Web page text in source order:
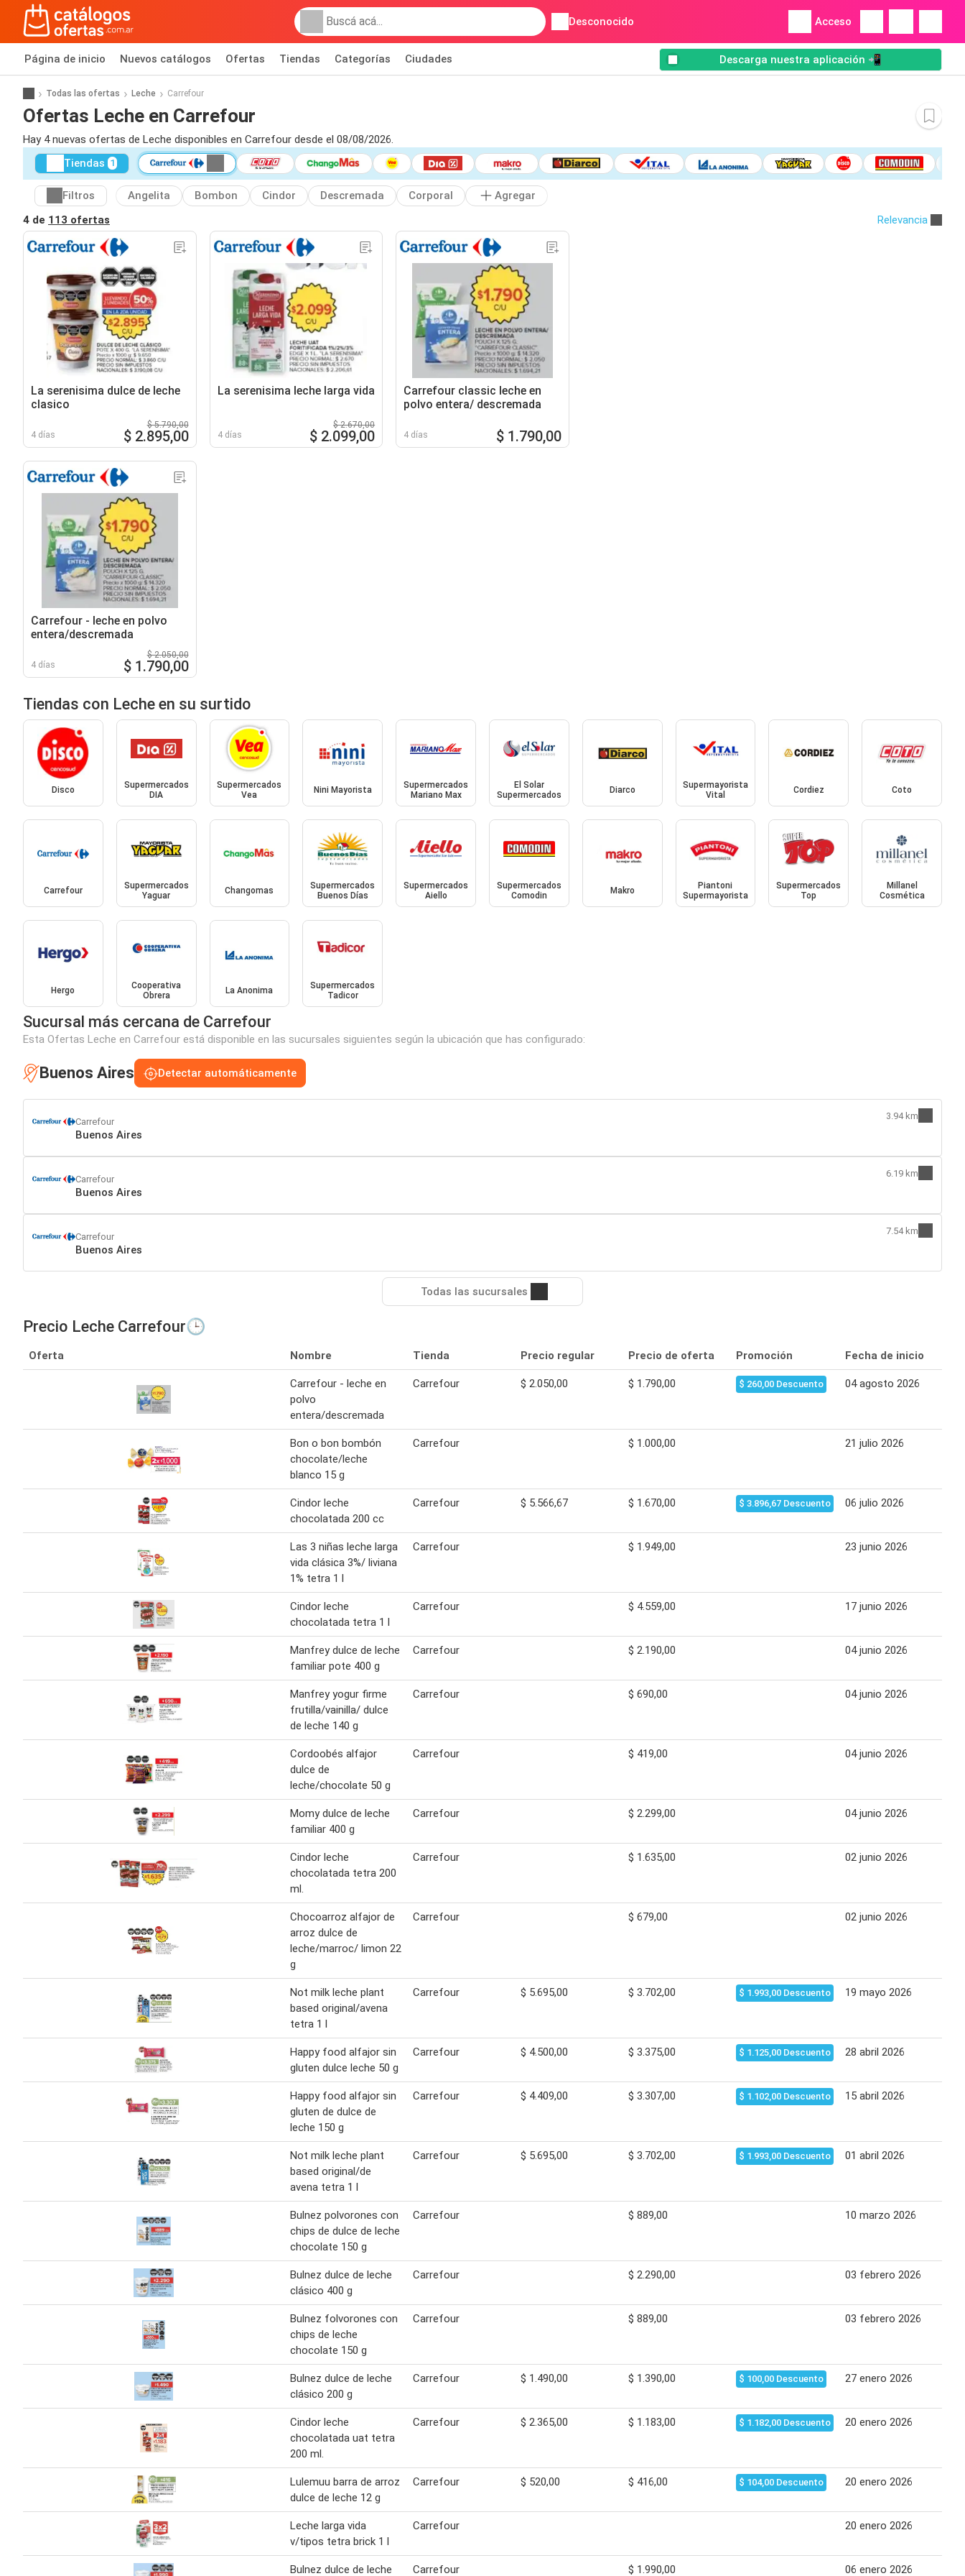
Desconocido Acceso
Página de inicio Nuevos catálogos Ofertas Tiendas Categorías Ciudades Descarga nuestra aplicación 📲
Todas las ofertas Leche Carrefour
Ofertas Leche en Carrefour
Hay 4 nuevas ofertas de Leche disponibles en Carrefour desde el 08/08/2026.
Tiendas 1
Filtros Angelita Bombon Cindor Descremada Corporal
Agregar
4 de 113 ofertas Relevancia
La serenisima dulce de leche
clasico
4 días
$ 5.790,00
$ 2.895,00
La serenisima leche larga vida
4 días
$ 2.670,00
$ 2.099,00
Carrefour classic leche en
polvo entera/ descremada
4 días $ 1.790,00
Carrefour - leche en polvo
entera/descremada
4 días
$ 2.050,00
$ 1.790,00
Tiendas con Leche en su surtido
Disco
Supermercados
DIA
Supermercados
Vea
Nini Mayorista
Supermercados
Mariano Max
El Solar
Supermercados
Diarco
Supermayorista
Vital
Cordiez Coto
Carrefour
Supermercados
Yaguar
Changomas
Supermercados
Buenos Días
Supermercados
Aiello
Supermercados
Comodin
Makro
Piantoni
Supermayorista
Supermercados
Top
Millanel
Cosmética
Hergo
Cooperativa
Obrera
La Anonima
Supermercados
Tadicor
Sucursal más cercana de Carrefour
Esta Ofertas Leche en Carrefour está disponible en las sucursales siguientes según la ubicación que has configurado:
Buenos Aires Detectar automáticamente
Carrefour
Buenos Aires
3.94 km
Carrefour
Buenos Aires
6.19 km
Carrefour
Buenos Aires
7.54 km
Todas las sucursales
Precio Leche Carrefour🕒
Oferta Nombre Tienda Precio regular Precio de oferta Promoción Fecha de inicio
Carrefour - leche en
polvo
entera/descremada
Carrefour $ 2.050,00 $ 1.790,00 $ 260,00 Descuento 04 agosto 2026
Bon o bon bombón
chocolate/leche
blanco 15 g
Carrefour $ 1.000,00 21 julio 2026
Cindor leche
chocolatada 200 cc
Carrefour $ 5.566,67 $ 1.670,00 $ 3.896,67 Descuento 06 julio 2026
Las 3 niñas leche larga
vida clásica 3%/ liviana
1% tetra 1 l
Carrefour $ 1.949,00 23 junio 2026
Cindor leche
chocolatada tetra 1 l
Carrefour $ 4.559,00 17 junio 2026
Manfrey dulce de leche
familiar pote 400 g
Carrefour $ 2.190,00 04 junio 2026
Manfrey yogur firme
frutilla/vainilla/ dulce
de leche 140 g
Carrefour $ 690,00 04 junio 2026
Cordoobés alfajor
dulce de
leche/chocolate 50 g
Carrefour $ 419,00 04 junio 2026
Momy dulce de leche
familiar 400 g
Carrefour $ 2.299,00 04 junio 2026
Cindor leche
chocolatada tetra 200
ml.
Carrefour $ 1.635,00 02 junio 2026
Chocoarroz alfajor de
arroz dulce de
leche/marroc/ limon 22
g
Carrefour $ 679,00 02 junio 2026
Not milk leche plant
based original/avena
tetra 1 l
Carrefour $ 5.695,00 $ 3.702,00 $ 1.993,00 Descuento 19 mayo 2026
Happy food alfajor sin
gluten dulce leche 50 g
Carrefour $ 4.500,00 $ 3.375,00 $ 1.125,00 Descuento 28 abril 2026
Happy food alfajor sin
gluten de dulce de
leche 150 g
Carrefour $ 4.409,00 $ 3.307,00 $ 1.102,00 Descuento 15 abril 2026
Not milk leche plant
based original/de
avena tetra 1 l
Carrefour $ 5.695,00 $ 3.702,00 $ 1.993,00 Descuento 01 abril 2026
Bulnez polvorones con
chips de dulce de leche
chocolate 150 g
Carrefour $ 889,00 10 marzo 2026
Bulnez dulce de leche
clásico 400 g
Carrefour $ 2.290,00 03 febrero 2026
Bulnez folvorones con
chips de leche
chocolate 150 g
Carrefour $ 889,00 03 febrero 2026
Bulnez dulce de leche
clásico 200 g
Carrefour $ 1.490,00 $ 1.390,00 $ 100,00 Descuento 27 enero 2026
Cindor leche
chocolatada uat tetra
200 ml.
Carrefour $ 2.365,00 $ 1.183,00 $ 1.182,00 Descuento 20 enero 2026
Lulemuu barra de arroz
dulce de leche 12 g
Carrefour $ 520,00 $ 416,00 $ 104,00 Descuento 20 enero 2026
Leche larga vida
v/tipos tetra brick 1 l
Carrefour 20 enero 2026
Bulnez dulce de leche Carrefour $ 1.990,00 06 enero 2026